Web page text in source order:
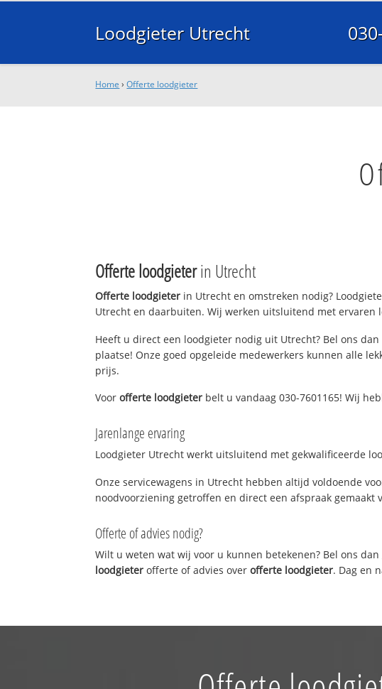
Loodgieter Utrecht
Home ›Offerte loodgieter
Offerte loodgieterin Utrecht
Offerte loodgieter in Utrecht en omstreken nodig?
Utrecht en daarbuiten. Wij werken uitsluitend met ervaren
Heeft u direct een loodgieter nodig uit Utrecht? Bel ons
plaatse! Onze goed opgeleide medewerkers kunnen alle
prijs.
Voorofferte loodgieter belt u vandaag 030-7601165! Wij
Jarenlange ervaring
Loodgieter Utrecht werkt uitsluitend met gekwalificeerde
Onze servicewagens in Utrecht hebben altijd voldoende
noodvoorziening getroffen en direct een afspraak gemaakt
Offerte of advies nodig?
Wilt u weten wat wij voor u kunnen betekenen? Bel ons
loodgieter offerte of advies overofferte loodgieter. Dag en